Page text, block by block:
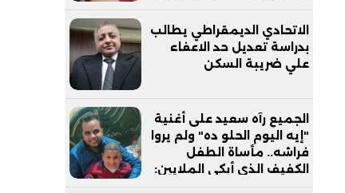
التعليم
الاتحادي الديمقراطي يطالب
بدراسة تعديل حد الاعفاء
علي ضريبة السكن
الجميع رآه سعيد على أغنية
"إيه اليوم الحلو ده" ولم يروا
فراشه.. مأساة الطفل
الكفيف الذي أبكى الملايين: